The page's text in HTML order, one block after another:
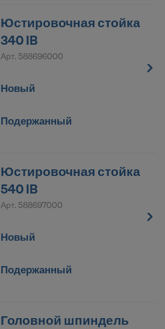
Юстировочная стойка
340 IB
Арт. 588696000
Новый
Подержанный
Юстировочная стойка
540 IB
Арт. 588697000
Новый
Подержанный
Головной шпиндель